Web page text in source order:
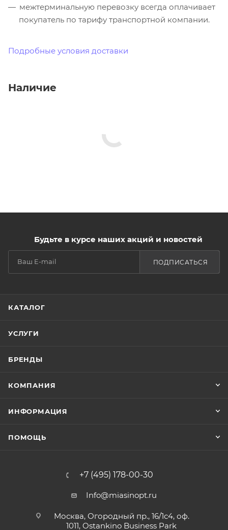
межтерминальную перевозку всегда оплачивает
покупатель по тарифу транспортной компании.
Подробные условия доставки
Наличие
Будьте в курсе наших акций и новостей
ПОДПИСАТЬСЯ
КАТАЛОГ
УСЛУГИ
БРЕНДЫ
КОМПАНИЯ
ИНФОРМАЦИЯ
ПОМОЩЬ
+7 (495) 178-00-30
Info@miasinopt.ru
Москва, Огородный пр., 16/1с4, оф.
1011, Ostankino Business Park